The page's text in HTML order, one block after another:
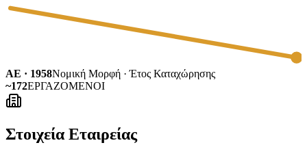
ΑΕ · 1958Νομική Μορφή · Έτος Καταχώρησης
~172ΕΡΓΑΖΟΜΕΝΟΙ
Στοιχεία Εταιρείας